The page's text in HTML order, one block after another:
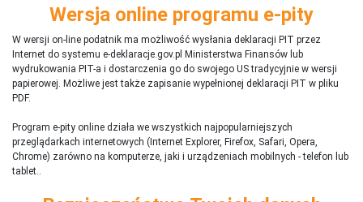
Wersja online programu e-pity
W wersji on-line podatnik ma możliwość wysłania deklaracji PIT przez
Internet do systemu e-deklaracje.gov.pl Ministerstwa Finansów lub
wydrukowania PIT-a i dostarczenia go do swojego US tradycyjnie w wersji
papierowej. Możliwe jest także zapisanie wypełnionej deklaracji PIT w pliku
PDF.
Program e-pity online działa we wszystkich najpopularniejszych
przeglądarkach internetowych (Internet Explorer, Firefox, Safari, Opera,
Chrome) zarówno na komputerze, jaki i urządzeniach mobilnych - telefon lub
tablet..